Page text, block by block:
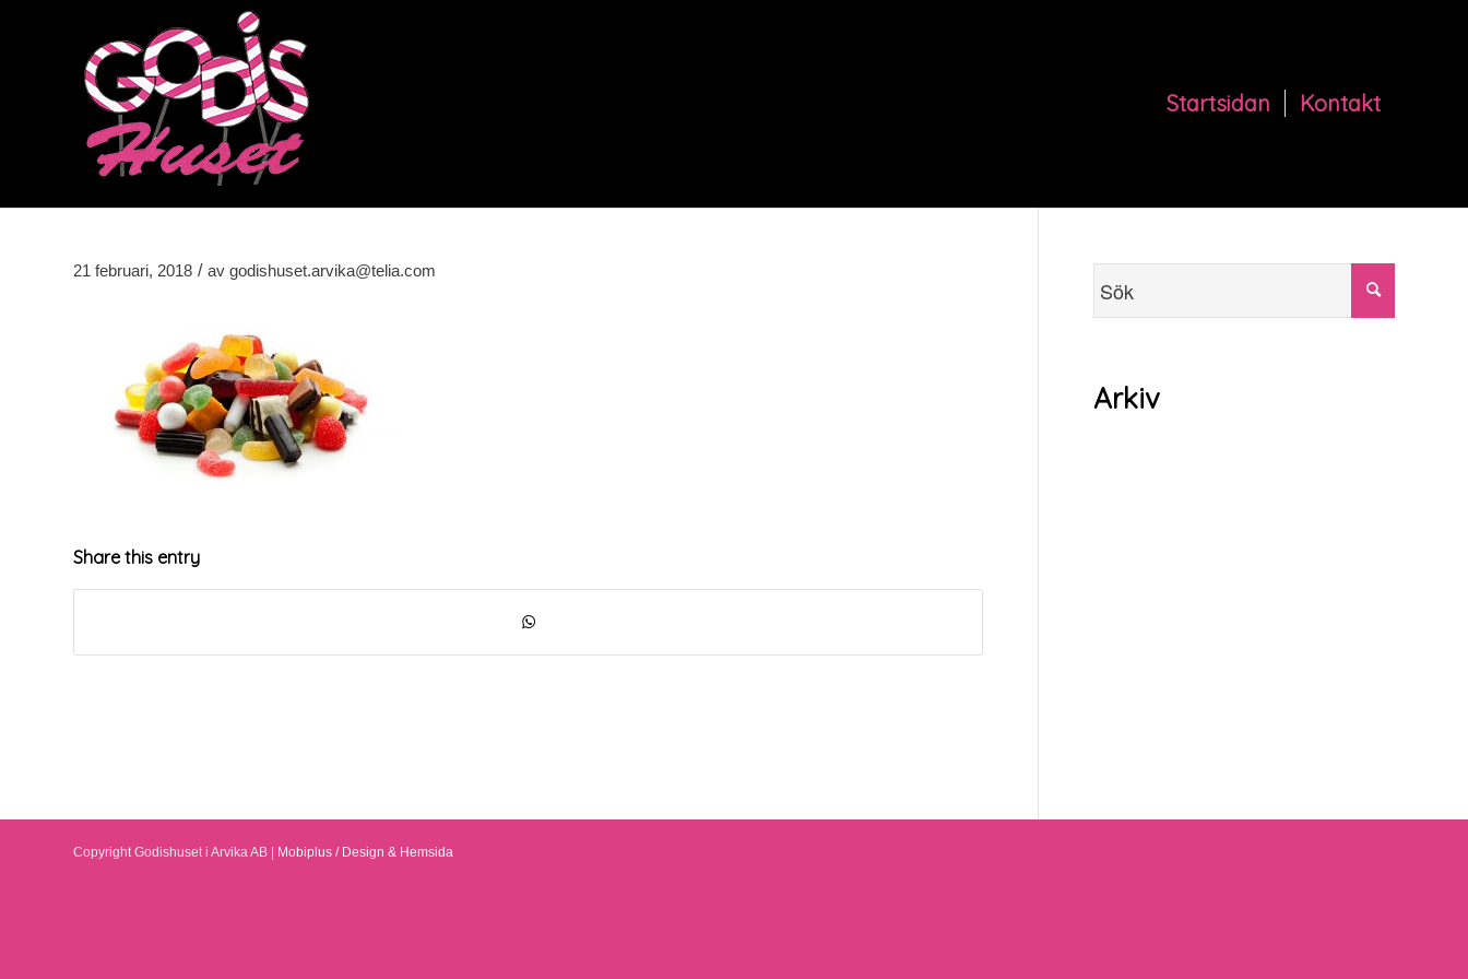
Startsidan Kontakt
21 februari, 2018 / av godishuset.arvika@telia.com
Share this entry
Arkiv
Copyright Godishuset i Arvika AB | Mobiplus / Design & Hemsida